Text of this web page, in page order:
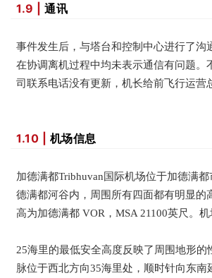
1.9 | 通讯
事件发生后，与塔台和控制中心进行了沟
在协调离机过程中均未表示通信有问题。
司联系电话没有更新，机长给前飞行运营
1.10 | 机场信息
加德满都Tribhuvan国际机场位于加德满
德满都河谷内，周围所有四面都有明显的
高为加德满都 VOR，MSA 21100英尺。 机
25海里的最低安全高度反映了周围地形的
脉位于西北方向35海里处，顺时针向东南